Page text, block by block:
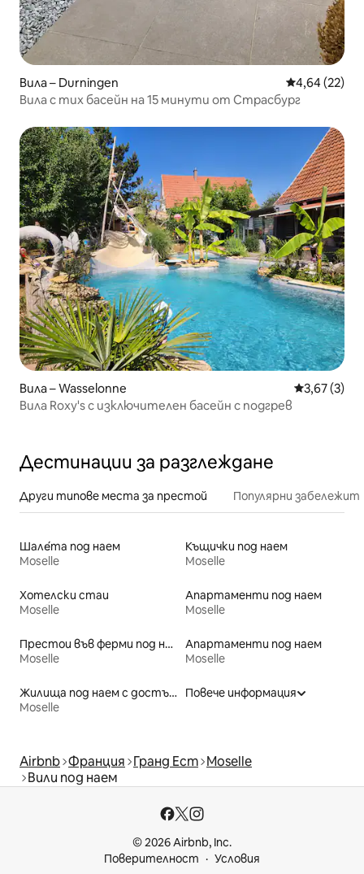
Вила – Durningen Средна
4,64 (22)
Вила с тих басейн на 15 минути от Страсбург
Вила – Wasselonne Средна
3,67 (3)
Вила Roxy's с изключителен басейн с подгрев
Дестинации за разглеждане
Други типове места за престой Популярни
Шале́та под наем
Moselle
Къщички под наем
Moselle
Хотелски стаи
Moselle
Апартаменти под наем
Moselle
Престои във ферми под наем
Moselle
Апартаменти под наем
Moselle
Жилища под наем с достъп до плажа
Moselle
Повече информация
Airbnb Франция Гранд Ест Moselle
Вили под наем
© 2026 Airbnb, Inc.
Поверителност
Условия